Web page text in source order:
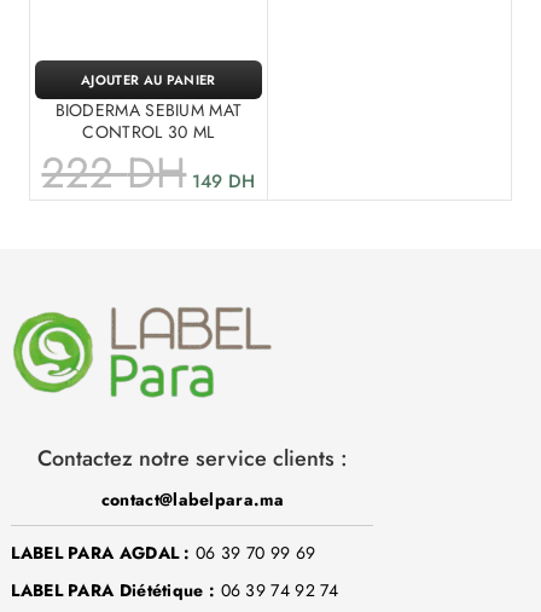
BIODERMA SEBIUM MAT
CONTROL 30 ML
222DH 149 DH
AJOUTER AU PANIER
Contactez notre service clients :
contact@labelpara.ma
LABEL PARA AGDAL : 06 39 70 99 69
LABEL PARA Diététique : 06 39 74 92 74